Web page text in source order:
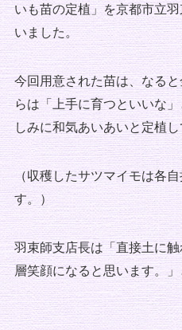
いも苗の定植」を京都市立
いました。
今回用意された苗は、なる
らは「上手に育つといいな
しみに和気あいあいと定植し
（収穫したサツマイモは各
す。）
羽束師支店長は「直接土に
層笑顔になると思います。